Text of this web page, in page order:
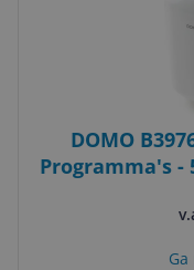
DOMO
Programma's -